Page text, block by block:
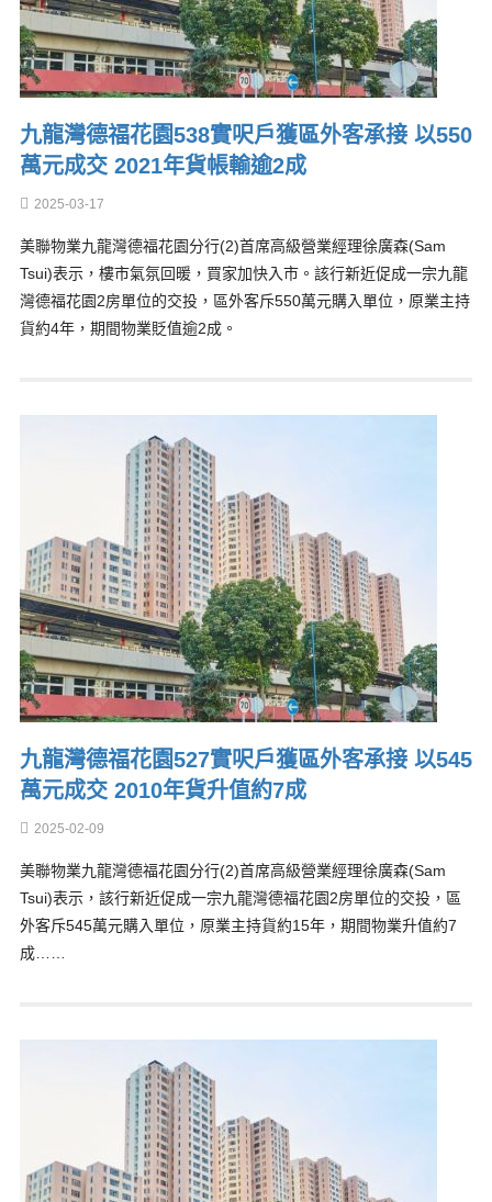
九龍灣德福花園538實呎戶獲區外客承接 以550
萬元成交 2021年貨帳輸逾2成
2025-03-17
美聯物業九龍灣德福花園分行(2)首席高級營業經理徐廣森(Sam
Tsui)表示，樓市氣氛回暖，買家加快入市。該行新近促成一宗九龍
灣德福花園2房單位的交投，區外客斥550萬元購入單位，原業主持
貨約4年，期間物業貶值逾2成。
九龍灣德福花園527實呎戶獲區外客承接 以545
萬元成交 2010年貨升值約7成
2025-02-09
美聯物業九龍灣德福花園分行(2)首席高級營業經理徐廣森(Sam
Tsui)表示，該行新近促成一宗九龍灣德福花園2房單位的交投，區
外客斥545萬元購入單位，原業主持貨約15年，期間物業升值約7
成……